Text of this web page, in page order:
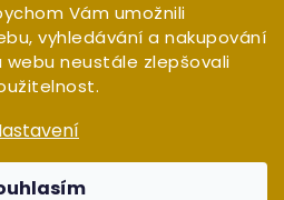
Vám umožnili
vyhledávání a nakupování
webu neustále zlepšovali
Shoptet
ORCHID